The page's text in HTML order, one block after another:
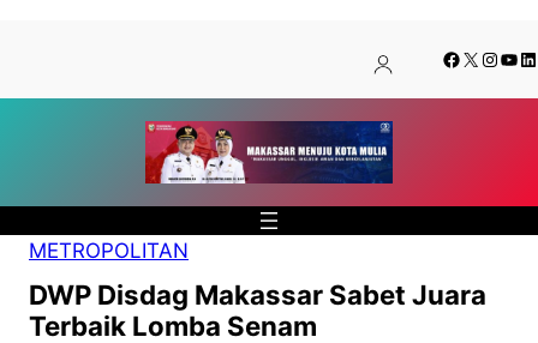
konten
content
Facebook
X
METROPOLITAN
DWP Disdag Makassar Sabet Juara
Terbaik Lomba Senam